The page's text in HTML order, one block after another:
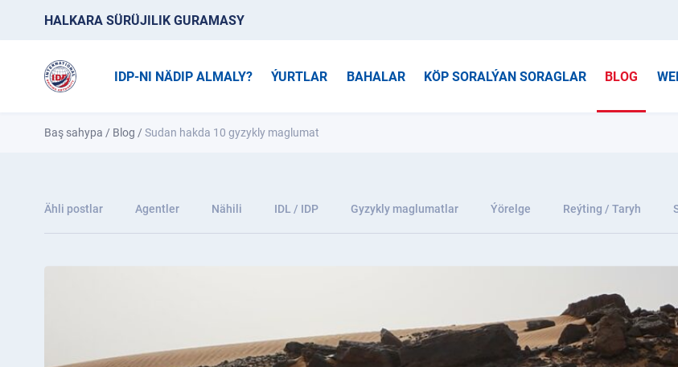
HALKARA SÜRÜJILIK GURAMASY
IDP-NI NÄDIP ALMALY? ÝURTLAR BAHALAR KÖP SORALÝAN SORAGLAR BLOG
Baş sahypa / Blog /Sudan hakda 10 gyzykly maglumat
Ähli postlar Agentler Nähili IDL / IDP Gyzykly maglumatlar Ýörelge Reýting / Taryh